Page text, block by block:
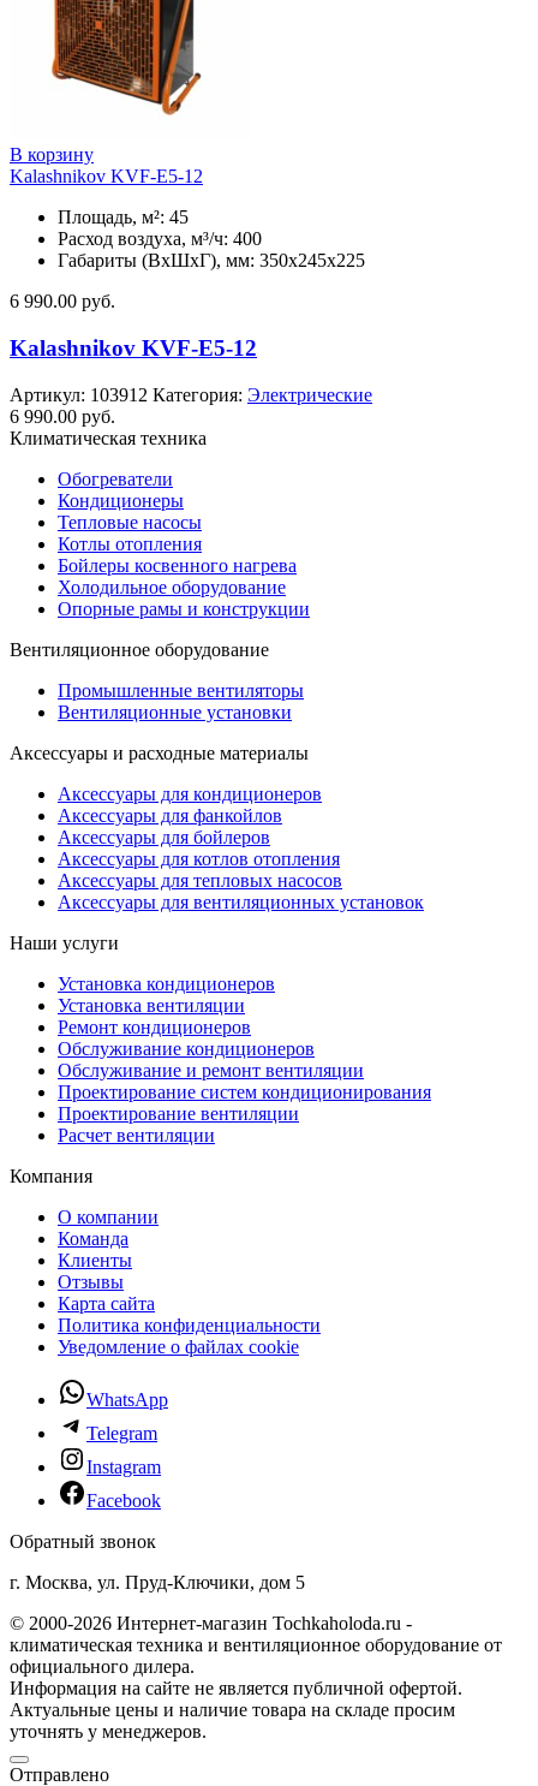
В корзину
Kalashnikov KVF-E5-12
Площадь, м²: 45
Расход воздуха, м³/ч: 400
Габариты (ВхШхГ), мм: 350x245x225
6 990.00 руб.
Kalashnikov KVF-E5-12
Артикул: 103912 Категория: Электрические
6 990.00 руб.
Климатическая техника
Обогреватели
Кондиционеры
Тепловые насосы
Котлы отопления
Бойлеры косвенного нагрева
Холодильное оборудование
Опорные рамы и конструкции
Вентиляционное оборудование
Промышленные вентиляторы
Вентиляционные установки
Аксессуары и расходные материалы
Аксессуары для кондиционеров
Аксессуары для фанкойлов
Аксессуары для бойлеров
Аксессуары для котлов отопления
Аксессуары для тепловых насосов
Аксессуары для вентиляционных установок
Наши услуги
Установка кондиционеров
Установка вентиляции
Ремонт кондиционеров
Обслуживание кондиционеров
Обслуживание и ремонт вентиляции
Проектирование систем кондиционирования
Проектирование вентиляции
Расчет вентиляции
Компания
О компании
Команда
Клиенты
Отзывы
Карта сайта
Политика конфиденциальности
Уведомление о файлах cookie
WhatsApp
Telegram
Instagram
Facebook
Обратный звонок
г. Москва, ул. Пруд-Ключики, дом 5
© 2000-2026 Интернет-магазин Tochkaholoda.ru -
климатическая техника и вентиляционное оборудование от
официального дилера.
Информация на сайте не является публичной офертой.
Актуальные цены и наличие товара на складе просим
уточнять у менеджеров.
Отправлено